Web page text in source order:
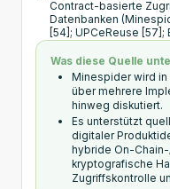
Contract-basierte
Datenbanken
[54]; UPCeReuse
Was diese Quelle
Minespider wird in
über mehrere
hinweg diskutiert.
Es unterstützt
digitaler
hybride On-
kryptografische
Zugriffskontrolle